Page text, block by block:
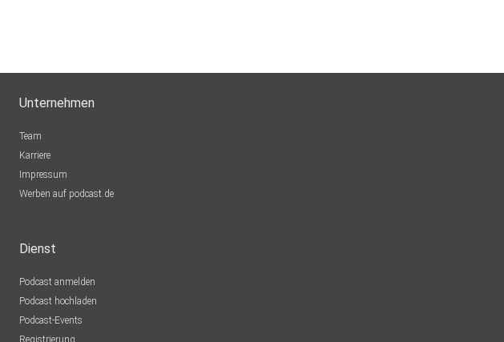
Unternehmen
Team
Karriere
Impressum
Werben auf podcast.de
Dienst
Podcast anmelden
Podcast hochladen
Podcast-Events
Registrierung